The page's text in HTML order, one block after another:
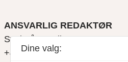
ANSVARLIG REDAKTØR
Svein Åge Eriksen
+47 900 79 547
Dine valg: